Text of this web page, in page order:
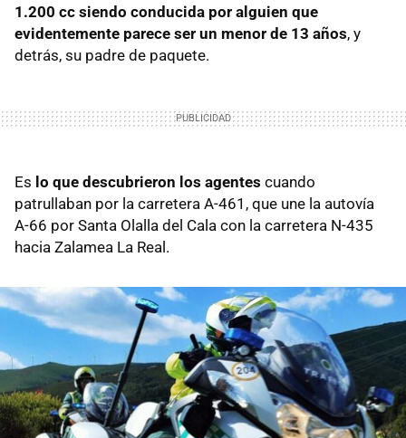
1.200 cc siendo conducida por alguien que
evidentemente parece ser un menor de 13 años, y
detrás, su padre de paquete.
Es lo que descubrieron los agentes cuando
patrullaban por la carretera A-461, que une la autovía
A-66 por Santa Olalla del Cala con la carretera N-435
hacia Zalamea La Real.